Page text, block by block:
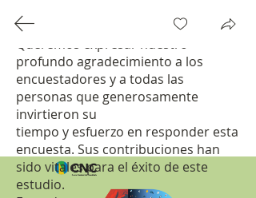
Biblioteca CNC
Proyectos Públicos
Agradecimientos especiales:
Queremos expresar nuestro
profundo agradecimiento a los
encuestadores y a todas las
personas que generosamente
invirtieron su
tiempo y esfuerzo en responder esta
encuesta. Sus contribuciones han
sido vitales para el éxito de este
estudio.